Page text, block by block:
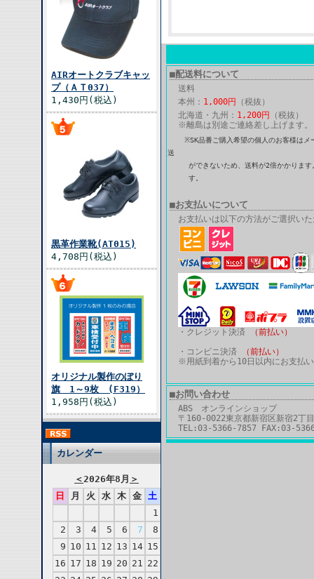
AIRオートクラブキャッ
プ（ＡＴ037）
1,430円(税込)
黒革作業靴(AT015)
4,708円(税込)
オリジナル製作のぼり
旗 1～9枚 (F319）
1,958円(税込)
カレンダー
＜2026年8月 ＞
日
月 火 水 木 金
土
1
2
3 4 5 6 7
8
9 10 11 12 13 14 15
16 17 18 19 20 21 22
■配送料について
送料
本州： 1,000円
（税抜）
北海道・九州： 1,200円
（税抜）
※離島は別途ご連絡差し上げます。
※SK品番ご購入希望の個人のお客様はメ
送
ができないため、送料が2倍かかります
す。
■お支払いについて
お支払いは以下の方法がご選択い
・クレジット決済
（前払い）
・コンビニ決済
（前払い）
※用紙到着から10日以内にお支払
■お問い合わせ
ABS オンラインショップ
〒160-0022東京都新宿区新宿2丁
TEL:03-5366-7857 FAX:03-